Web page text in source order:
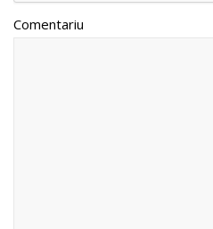
Comentariu